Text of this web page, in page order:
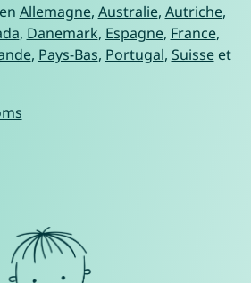
Allemagne, Australie, Autriche,
, Danemark, Espagne, France,
, Pays-Bas, Portugal, Suisseet